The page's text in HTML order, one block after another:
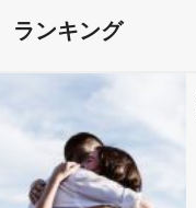
ランキング